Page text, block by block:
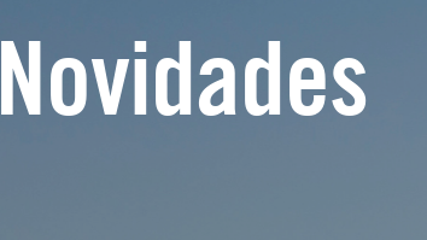
Novidades